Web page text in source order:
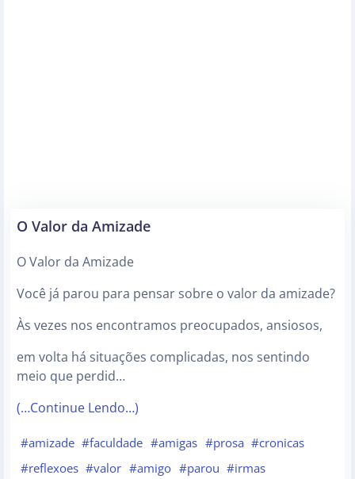
O Valor da Amizade
O Valor da Amizade
Você já parou para pensar sobre o valor da amizade?
Às vezes nos encontramos preocupados, ansiosos,
em volta há situações complicadas, nos sentindo
meio que perdid…
(…Continue Lendo…)
#amizade #faculdade #amigas #prosa #cronicas
#reflexoes #valor #amigo #parou #irmas